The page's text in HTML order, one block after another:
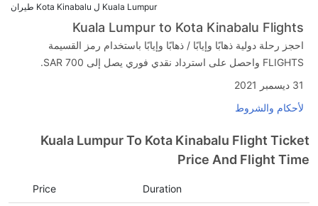
Kuala Lumpur ل Kota Kinabalu طيران
Kuala Lumpur to Kota Kinabalu Flights
احجز رحلة دولية ذهابًا وإيابًا / ذهابًا وإيابًا باستخدام رمز القسيمة
FLIGHTS واحصل على استرداد نقدي فوري يصل إلى SAR 700.
31 ديسمبر 2021
لأحكام والشروط
Kuala Lumpur To Kota Kinabalu Flight Ticket
Price And Flight Time
Duration
Price